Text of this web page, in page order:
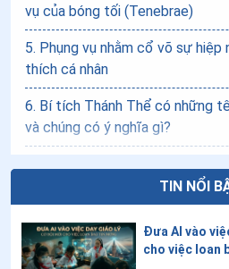
vụ của bóng tối (Tenebrae)
5. Phụng vụ nhằm cổ võ sự hiệp
thích cá nhân
6. Bí tích Thánh Thể có những
và chúng có ý nghĩa gì?
8.Tài liệu cho tuần Cầu nguyện
nhất năm 2026
9.Năm phụng vụ của Giáo hội
TIN NỔI
Đưa AI vào
cho việc loan